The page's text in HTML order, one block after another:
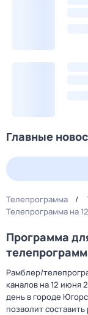
Главные
Телепрограмма
Телепрограмма на
Программа
Рамблер/
каналов на 12 июня
день в городе
позволит